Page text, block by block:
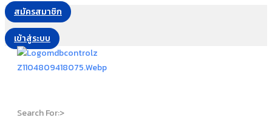
สมัครสมาชิก
เข้าสู่ระบบ
Search For:>